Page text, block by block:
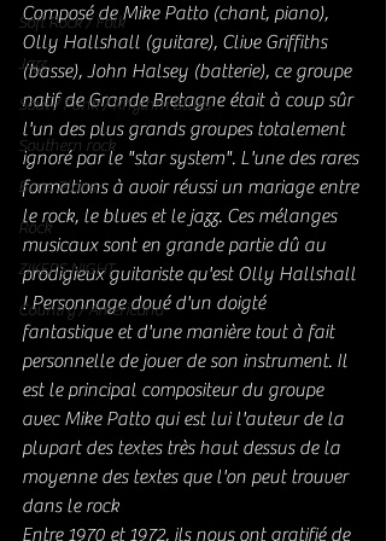
Soft Rock / Folk
Jazz
Soul / Funk / Rhythm Blues
Southern rock
Bons Plans
Rock
ZIKERS NIGHT
Country / Americana
Composé de Mike Patto (chant, piano),
Olly Hallshall (guitare), Clive Griffiths
(basse), John Halsey (batterie), ce groupe
natif de Grande Bretagne était à coup sûr
l'un des plus grands groupes totalement
ignoré par le "star system". L'une des rares
formations à avoir réussi un mariage entre
le rock, le blues et le jazz. Ces mélanges
musicaux sont en grande partie dû au
prodigieux guitariste qu'est Olly Hallshall
! Personnage doué d'un doigté
fantastique et d'une manière tout à fait
personnelle de jouer de son instrument. Il
est le principal compositeur du groupe
avec Mike Patto qui est lui l'auteur de la
plupart des textes très haut dessus de la
moyenne des textes que l'on peut trouver
dans le rock
Entre 1970 et 1972, ils nous ont gratifié de